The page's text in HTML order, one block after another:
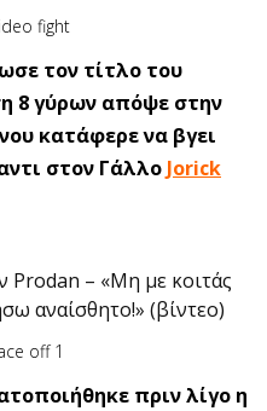
τον τίτλο του
8 γύρων απόψε στην
κατάφερε να βγει
στον Γάλλο Jorick
– «Μη με κοιτάς
αναίσθητο!» (βίντεο)
πριν λίγο η